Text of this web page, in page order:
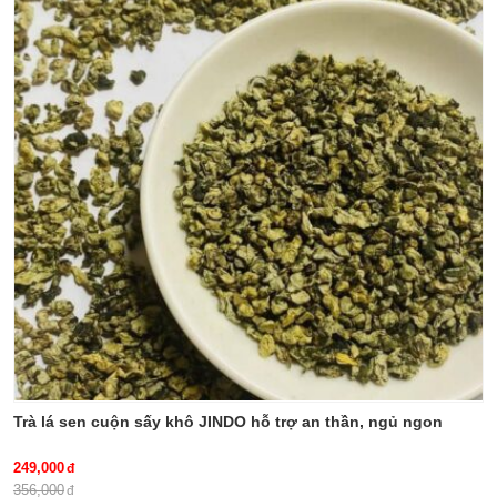
là một trong những vị thuốc có
tác dụng hỗ trợ điều trị loại bệnh
này.
thien-nien-kien, tac-dung-cua-
thien-nien-kien, mua-thien-nien-
kien-o-dau, cach-dung-thien-nien-
kien, benh-xuong-khop, thao-
duoc-xanh-so-1-jindo.vn
khop, thao-duoc-xanh-so-1-
Trà lá sen cuộn sấy khô JINDO hỗ trợ an thần, ngủ ngon
249,000
356,000